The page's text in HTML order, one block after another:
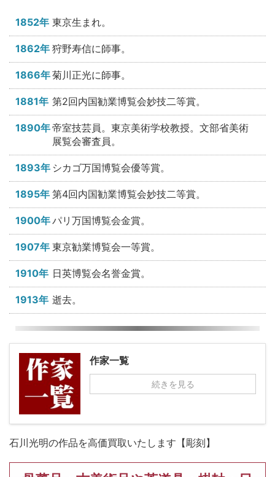
1852年 東京生まれ。
1862年 狩野寿信に師事。
1866年菊川正光に師事。
1881年 第2回内国勧業博覧会妙技二等賞。
1890年帝室技芸員。東京美術学校教授。文部省美術
展覧会審査員。
1893年 シカゴ万国博覧会優等賞。
1895年 第4回内国勧業博覧会妙技二等賞。
1900年パリ万国博覧会金賞。
1907年 東京勧業博覧会一等賞。
1910年 日英博覧会名誉金賞。
1913年 逝去。
作家一覧
続きを見る
石川光明の作品を高価買取いたします【彫刻】